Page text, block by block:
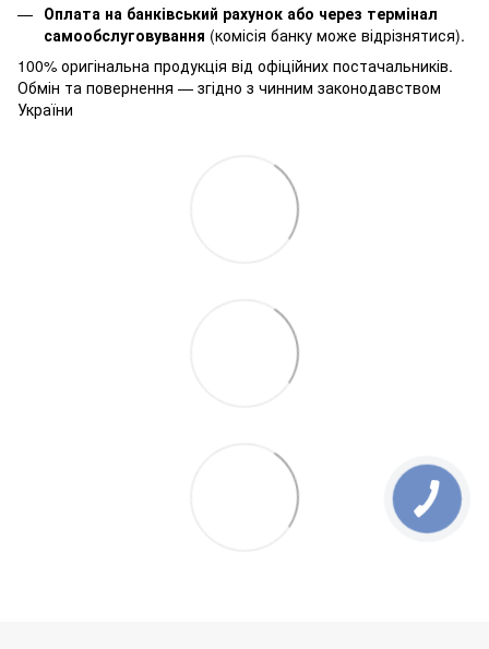
Оплата на банківський рахунок або через термінал
самообслуговування (комісія банку може відрізнятися).
100% оригінальна продукція від офіційних постачальників.
Обмін та повернення — згідно з чинним законодавством
України